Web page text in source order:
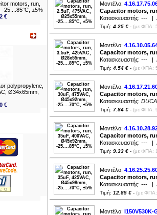
motors, run,
25....85°C, ±5%
€
polypropylene,
Ø34x65mm,
€
Μοντέλο:
Capacitor motors,
Κατασκευαστής: --- |
Τιμή: 4.25 € - (με ΦΠΑ:
Μοντέλο:
Capacitor motors,
Κατασκευαστής: --- |
Τιμή: 4.54 € - (με ΦΠΑ:
Μοντέλο:
Capacitor motors,
Κατασκευαστής:
Τιμή: 7.84 € - (με ΦΠΑ:
Μοντέλο:
Capacitor motors,
Κατασκευαστής: --- |
Τιμή: 9.33 € - (με ΦΠΑ:
Μοντέλο:
Capacitor motors,
Κατασκευαστής: --- |
Τιμή: 12.85 € - (με
Μοντέλο: I150V530K-